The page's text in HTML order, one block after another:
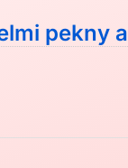
pekny a